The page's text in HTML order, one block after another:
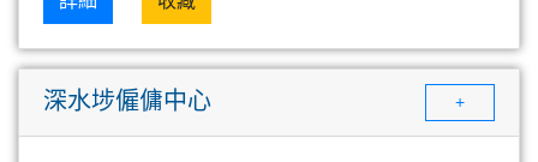
深水埗僱傭中心 +